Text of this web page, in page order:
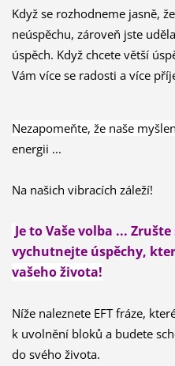
Když se rozhodneme jasně,
neúspěchu, zároveň jste
úspěch. Když chcete větší
Vám více se radosti a více
Nezapomeňte, že naše
energii ...
Na našich vibracích záleží!
Je to Vaše volba ... Zrušte
vychutnejte úspěchy,
vašeho života!
Níže naleznete EFT fráze,
k uvolnění bloků a budete
do svého života.